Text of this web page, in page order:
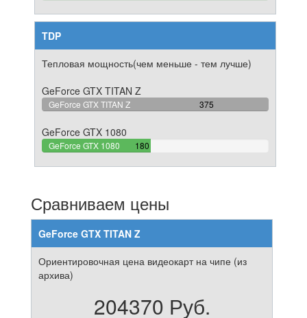
TDP
Тепловая мощность(чем меньше - тем лучше)
GeForce GTX TITAN Z
GeForce GTX TITAN Z 375
100%
GeForce GTX 1080
GeForce GTX 1080 180
48%
Сравниваем цены
GeForce GTX TITAN Z
Ориентировочная цена видеокарт на чипе (из
архива)
204370 Руб.